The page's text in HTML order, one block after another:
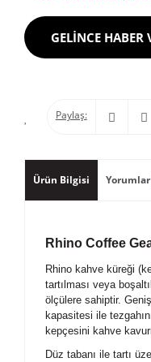
GELİNCE HABER
Paylaş:
Ürün Bilgisi
Rhino Coffee
Rhino kahve küreği
tartılması veya
ölçülere sahiptir.
kapasitesi ile
kepçesini kahve
Düz tabanı ile tartı